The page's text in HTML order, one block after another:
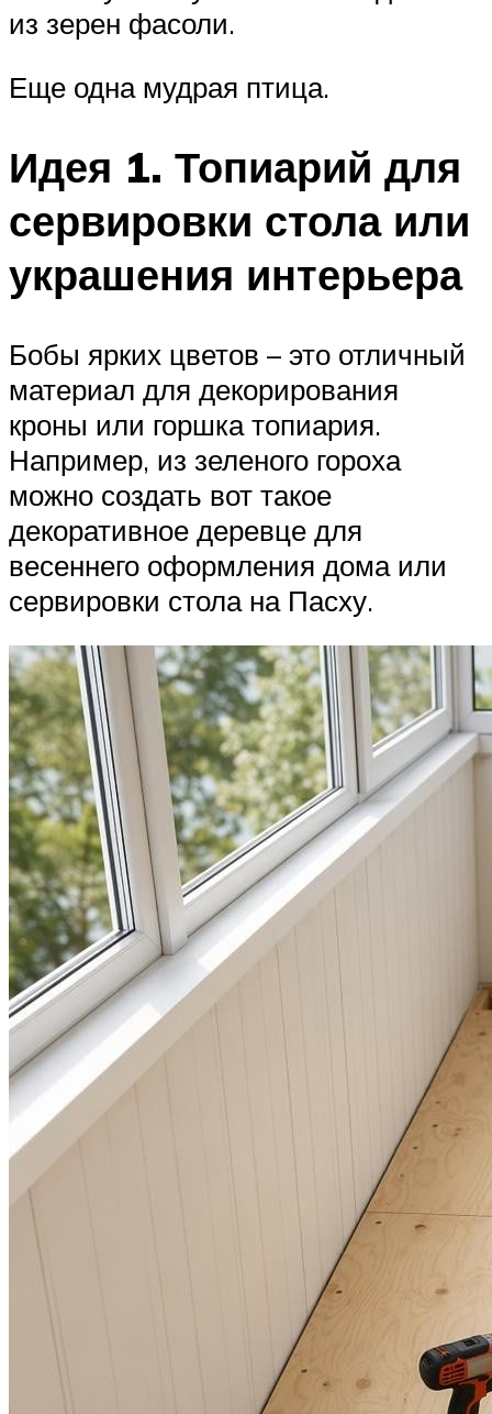
из зерен фасоли.
Еще одна мудрая птица.
Идея 1. Топиарий для
сервировки стола или
украшения интерьера
Бобы ярких цветов – это отличный
материал для декорирования
кроны или горшка топиария.
Например, из зеленого гороха
можно создать вот такое
декоративное деревце для
весеннего оформления дома или
сервировки стола на Пасху.